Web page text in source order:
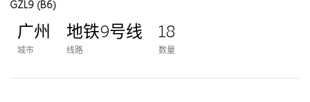
GZL9 (B6)
广州
城市
地铁9号线
线路
18
数量